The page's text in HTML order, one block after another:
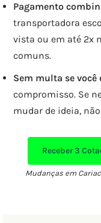
Pagamento
transportadora
vista ou em até 2x
comuns.
Sem multa se você
compromisso. Se
mudar de ideia,
Receber3
Mudanças em